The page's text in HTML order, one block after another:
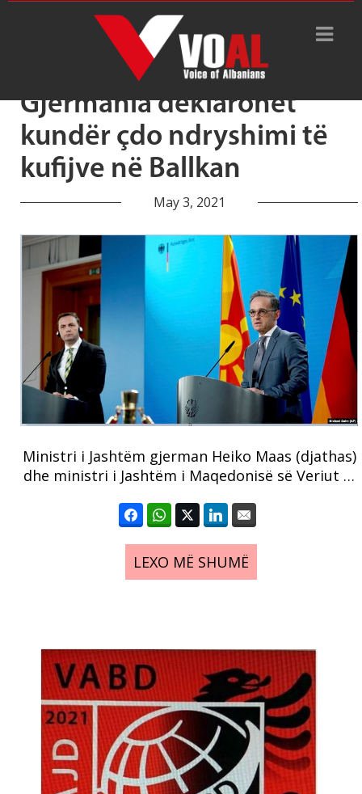
Tag Archive: idetë për ndarje
Gjermania deklarohet
kundër çdo ndryshimi të
kufijve në Ballkan
May 3, 2021
Ministri i Jashtëm gjerman Heiko Maas (djathas)
dhe ministri i Jashtëm i Maqedonisë së Veriut …
LEXO MË SHUMË